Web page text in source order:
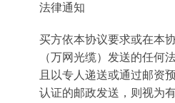
法律通知
买方依本协议要求或在本
（万网光缆）发送的任何
且以专人递送或通过邮资
认证的邮政发送，则视为